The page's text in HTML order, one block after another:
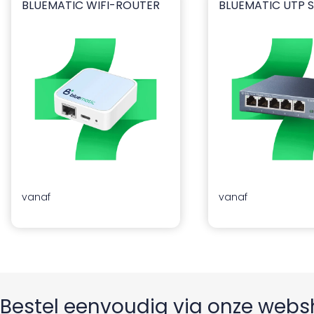
Bluematic WiFi-router
BLUEMATIC WIFI-ROUTER
vanaf
Bluematic UTP
BLUEMATIC UTP
vanaf
Bestel eenvoudig via onze